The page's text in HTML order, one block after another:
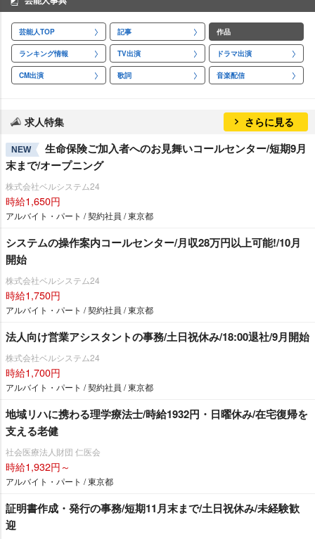
芸能人TOP 記事 作品
ランキング情報 TV出演 ドラマ出演
CM出演 歌詞 音楽配信
求人特集 さらに見る
NEW
生命保険ご加入者へのお見舞いコールセンター/短期9月
末まで/オープニング
株式会社ベルシステム24
時給1,650円
アルバイト・パート / 契約社員 / 東京都
システムの操作案内コールセンター/月収28万円以上可能!/10月
開始
株式会社ベルシステム24
時給1,750円
アルバイト・パート / 契約社員 / 東京都
法人向け営業アシスタントの事務/土日祝休み/18:00退社/9月開始
株式会社ベルシステム24
時給1,700円
アルバイト・パート / 契約社員 / 東京都
地域リハに携わる理学療法士/時給1932円・日曜休み/在宅復帰を
支える老健
社会医療法人財団 仁医会
時給1,932円～
アルバイト・パート / 東京都
証明書作成・発行の事務/短期11月末まで/土日祝休み/未経験歓
迎